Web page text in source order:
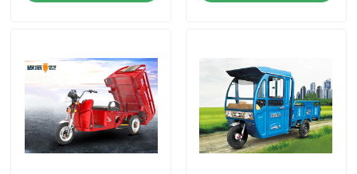
Circa noi
Giro della fabbrica